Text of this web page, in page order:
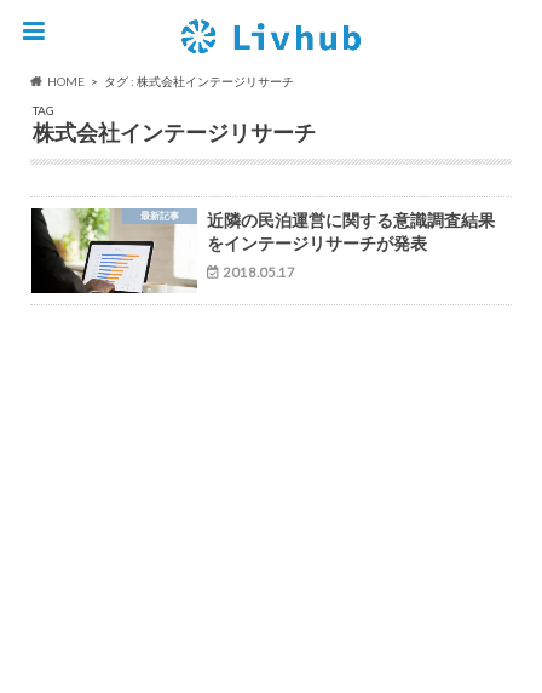
HOME
タグ : 株式会社インテージリサーチ
TAG
株式会社インテージリサーチ
最新記事
近隣の民泊運営に関する意識調査結果
をインテージリサーチが発表
2018.05.17